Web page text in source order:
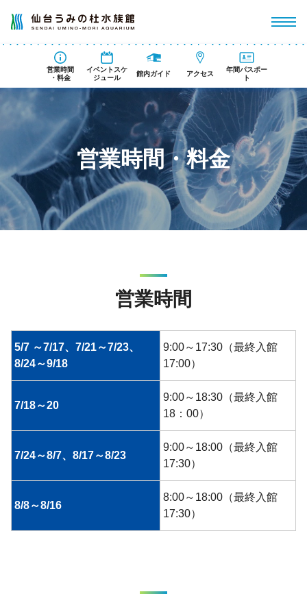
営業時間
・料金
イベントスケ
ジュール
館内ガイド アクセス
年間パスポー
ト
営業時間・料金
営業時間
5/7 ～7/17、7/21～7/23、
8/24～9/18
9:00～17:30（最終入館
17:00）
7/18～20
9:00～18:30（最終入館
18：00）
7/24～8/7、8/17～8/23
9:00～18:00（最終入館
17:30）
8/8～8/16
8:00～18:00（最終入館
17:30）